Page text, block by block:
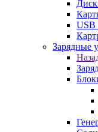
USB
Зарядные